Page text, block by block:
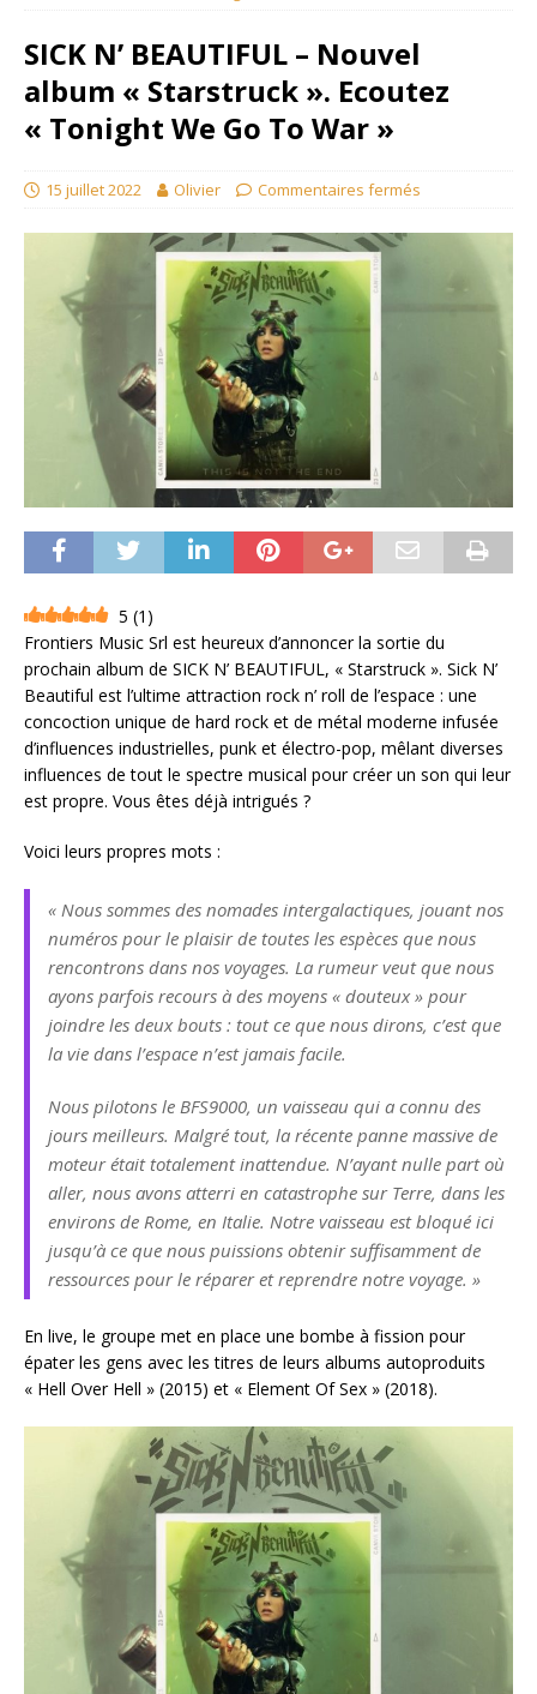
SICK N’ BEAUTIFUL – Nouvel
album « Starstruck ». Ecoutez
« Tonight We Go To War »
15 juillet 2022 Olivier Commentaires fermés
5 (1 )
Frontiers Music Srl est heureux d’annoncer la sortie du
prochain album de SICK N’ BEAUTIFUL, « Starstruck ». Sick N’
Beautiful est l’ultime attraction rock n’ roll de l’espace : une
concoction unique de hard rock et de métal moderne infusée
d’influences industrielles, punk et électro-pop, mêlant diverses
influences de tout le spectre musical pour créer un son qui leur
est propre. Vous êtes déjà intrigués ?
Voici leurs propres mots :
« Nous sommes des nomades intergalactiques, jouant nos
numéros pour le plaisir de toutes les espèces que nous
rencontrons dans nos voyages. La rumeur veut que nous
ayons parfois recours à des moyens « douteux » pour
joindre les deux bouts : tout ce que nous dirons, c’est que
la vie dans l’espace n’est jamais facile.
Nous pilotons le BFS9000, un vaisseau qui a connu des
jours meilleurs. Malgré tout, la récente panne massive de
moteur était totalement inattendue. N’ayant nulle part où
aller, nous avons atterri en catastrophe sur Terre, dans les
environs de Rome, en Italie. Notre vaisseau est bloqué ici
jusqu’à ce que nous puissions obtenir suffisamment de
ressources pour le réparer et reprendre notre voyage. »
En live, le groupe met en place une bombe à fission pour
épater les gens avec les titres de leurs albums autoproduits
« Hell Over Hell » (2015) et « Element Of Sex » (2018).